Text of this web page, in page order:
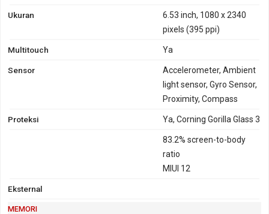
Ukuran
6.53 inch, 1080 x 2340
pixels (395 ppi)
Multitouch Ya
Sensor
Accelerometer, Ambient
light sensor, Gyro Sensor,
Proximity, Compass
Proteksi Ya, Corning Gorilla Glass 3
83.2% screen-to-body
ratio
MIUI 12
Eksternal
MEMORI